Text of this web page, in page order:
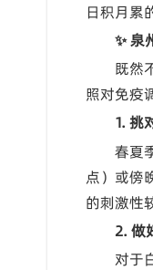
日积月累
✨ 泉
既然
照对免疫
1. 挑
春夏
点）或傍
的刺激性
2. 做
对于